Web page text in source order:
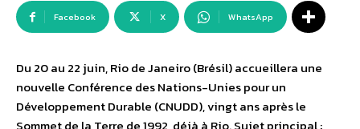
Facebook X WhatsApp
Du 20 au 22 juin, Rio de Janeiro (Brésil) accueillera une
nouvelle Conférence des Nations-Unies pour un
Développement Durable (CNUDD), vingt ans après le